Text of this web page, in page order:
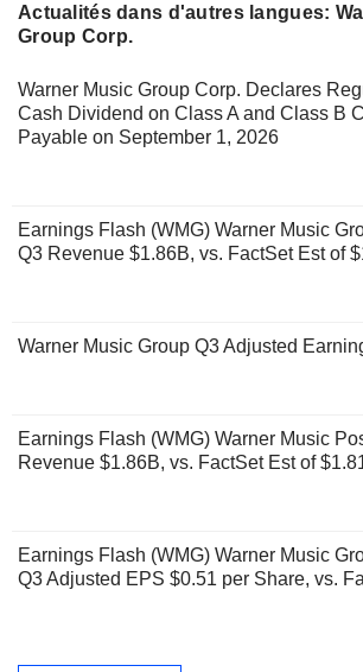
Actualités dans d'autres langues:
Group Corp.
Warner Music Group Corp. Declares
Cash Dividend on Class A and Class B
Payable on September 1, 2026
Earnings Flash (WMG) Warner Music
Q3 Revenue $1.86B, vs. FactSet Est of
Warner Music Group Q3 Adjusted
Earnings Flash (WMG) Warner Music
Revenue $1.86B, vs. FactSet Est of
Earnings Flash (WMG) Warner Music
Q3 Adjusted EPS $0.51 per Share, vs.